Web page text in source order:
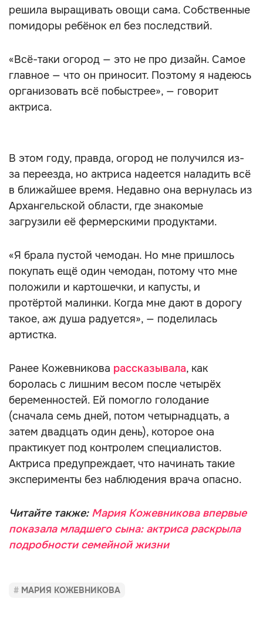
решила выращивать овощи сама. Собственные
помидоры ребёнок ел без последствий.
«Всё-таки огород — это не про дизайн. Самое
главное — что он приносит. Поэтому я надеюсь
организовать всё побыстрее», — говорит
актриса.
В этом году, правда, огород не получился из-
за переезда, но актриса надеется наладить всё
в ближайшее время. Недавно она вернулась из
Архангельской области, где знакомые
загрузили её фермерскими продуктами.
«Я брала пустой чемодан. Но мне пришлось
покупать ещё один чемодан, потому что мне
положили и картошечки, и капусты, и
протёртой малинки. Когда мне дают в дорогу
такое, аж душа радуется», — поделилась
артистка.
Ранее Кожевникова рассказывала, как
боролась с лишним весом после четырёх
беременностей. Ей помогло голодание
(сначала семь дней, потом четырнадцать, а
затем двадцать один день), которое она
практикует под контролем специалистов.
Актриса предупреждает, что начинать такие
эксперименты без наблюдения врача опасно.
Читайте также: Мария Кожевникова впервые
показала младшего сына: актриса раскрыла
подробности семейной жизни
МАРИЯ КОЖЕВНИКОВА